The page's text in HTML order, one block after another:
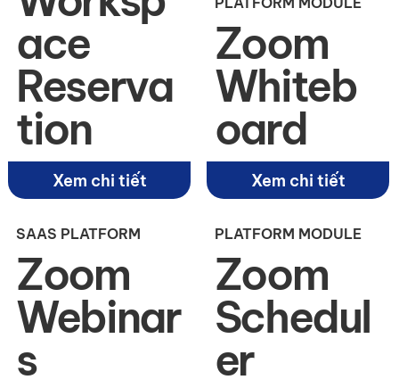
ace
Reserva
tion
Xem chi tiết
Zoom
Whiteb
oard
Xem chi tiết
SAAS PLATFORM
Zoom
Webinar
s
PLATFORM MODULE
Zoom
Schedul
er